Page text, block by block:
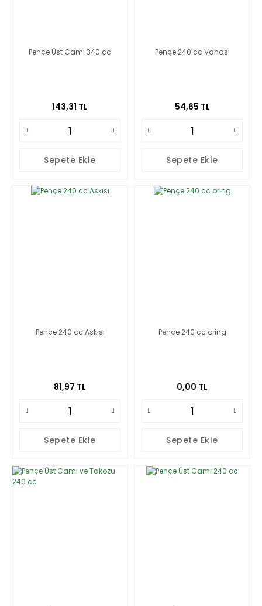
Pençe Üst Camı 340 cc
143,31 TL
Sepete Ekle
Pençe 240 cc Vanası
54,65 TL
Sepete Ekle
Pençe 240 cc Askısı
81,97 TL
Sepete Ekle
Pençe 240 cc oring
0,00 TL
Sepete Ekle